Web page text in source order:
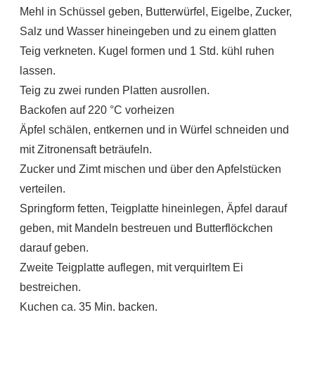
Mehl in Schüssel geben, Butterwürfel, Eigelbe, Zucker,
Salz und Wasser hineingeben und zu einem glatten
Teig verkneten. Kugel formen und 1 Std. kühl ruhen
lassen.
Teig zu zwei runden Platten ausrollen.
Backofen auf 220 °C vorheizen
Äpfel schälen, entkernen und in Würfel schneiden und
mit Zitronensaft beträufeln.
Zucker und Zimt mischen und über den Apfelstücken
verteilen.
Springform fetten, Teigplatte hineinlegen, Äpfel darauf
geben, mit Mandeln bestreuen und Butterflöckchen
darauf geben.
Zweite Teigplatte auflegen, mit verquirltem Ei
bestreichen.
Kuchen ca. 35 Min. backen.